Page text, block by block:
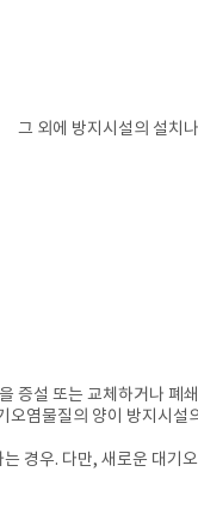
그 외에 방지시설의 설치
증설 또는 교체하거나 폐
오염물질의 양이 방지시설
경우. 다만, 새로운 대기